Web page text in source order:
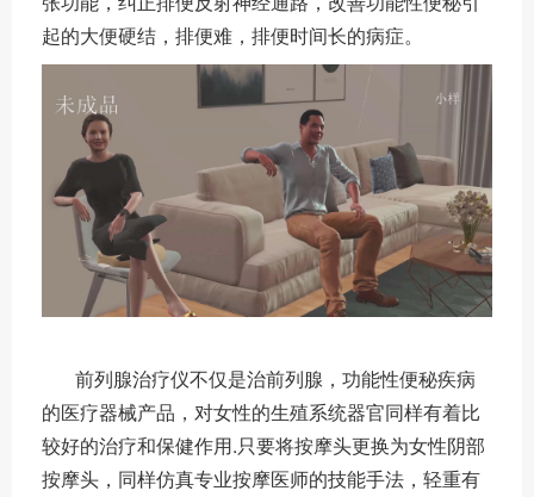
起的大便硬结，排便难，排便时间长的病症。
前列腺治疗仪不仅是治前列腺，功能性便秘疾病
的医疗器械产品，对女性的生殖系统器官同样有着比
较好的治疗和保健作用.只要将按摩头更换为女性阴部
按摩头，同样仿真专业按摩医师的技能手法，轻重有